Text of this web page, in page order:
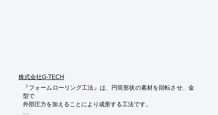
株式会社G-TECH
『フォームローリング工法』は、円筒形状の素材を回転させ、金
型で
外部圧力を加えることにより成形する工法です。